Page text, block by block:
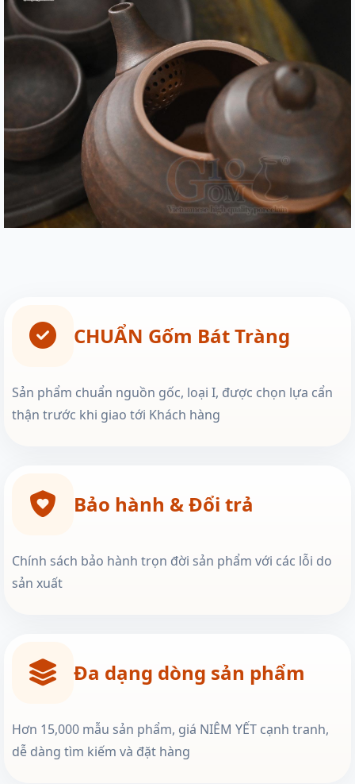
CHUẨN Gốm Bát Tràng
Sản phẩm chuẩn nguồn gốc, loại I, được chọn lựa cẩn
thận trước khi giao tới Khách hàng
Bảo hành & Đổi trả
Chính sách bảo hành trọn đời sản phẩm với các lỗi do
sản xuất
Đa dạng dòng sản phẩm
Hơn 15,000 mẫu sản phẩm, giá NIÊM YẾT cạnh tranh,
dễ dàng tìm kiếm và đặt hàng